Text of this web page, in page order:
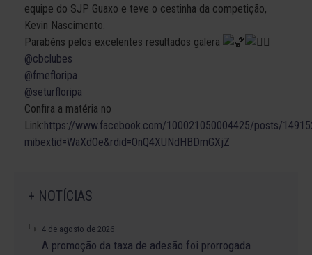
equipe do SJP Guaxo e teve o cestinha da competição,
Kevin Nascimento.
Parabéns pelos excelentes resultados galera
@cbclubes
@fmefloripa
@seturfloripa
Confira a matéria no
Link:https://www.facebook.com/100021050004425/posts/
mibextid=WaXdOe&rdid=OnQ4XUNdHBDmGXjZ
+ NOTÍCIAS
4 de agosto de 2026
A promoção da taxa de adesão foi prorrogada